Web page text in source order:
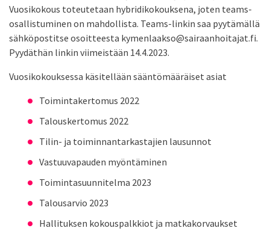
Vuosikokous toteutetaan hybridikokouksena, joten teams-
osallistuminen on mahdollista. Teams-linkin saa pyytämällä
sähköpostitse osoitteesta kymenlaakso@sairaanhoitajat.fi.
Pyydäthän linkin viimeistään 14.4.2023.
Vuosikokouksessa käsitellään sääntömääräiset asiat
Toimintakertomus 2022
Talouskertomus 2022
Tilin- ja toiminnantarkastajien lausunnot
Vastuuvapauden myöntäminen
Toimintasuunnitelma 2023
Talousarvio 2023
Hallituksen kokouspalkkiot ja matkakorvaukset